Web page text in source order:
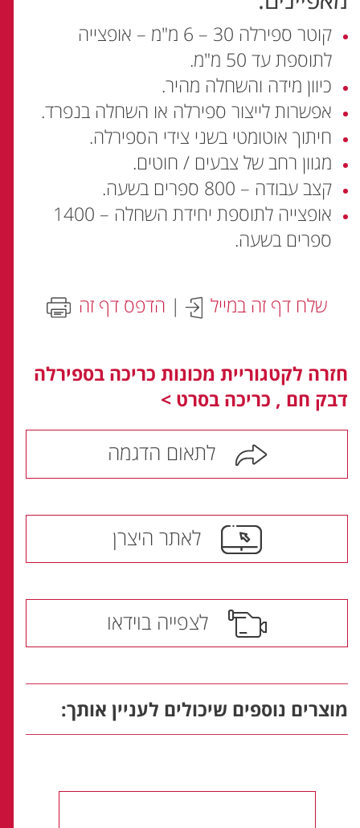
קוטר ספירלה 30 – 6 מ"מ – אופצייה
לתוספת עד 50 מ"מ.
כיוון מידה והשחלה מהיר.
אפשרות לייצור ספירלה או השחלה בנפרד.
חיתוך אוטומטי בשני צידי הספירלה.
מגוון רחב של צבעים / חוטים.
קצב עבודה – 800 ספרים בשעה.
אופצייה לתוספת יחידת השחלה – 1400
ספרים בשעה.
שלח דף זה במייל | הדפס דף זה
חזרה לקטגוריית מכונות כריכה בספירלה
דבק חם , כריכה בסרט >
לתאום הדגמה
לאתר היצרן
לצפייה בוידאו
מוצרים נוספים שיכולים לעניין אותך: